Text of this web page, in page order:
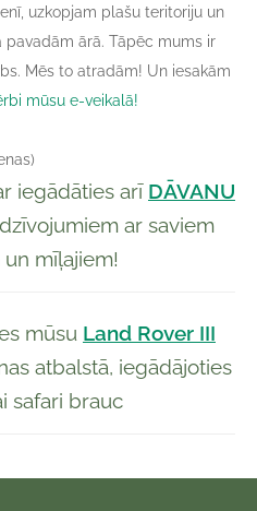
uzkopjam plašu teritoriju un
ārā. Tāpēc mums ir
Mēs to atradām! Un iesakām
mūsu e-veikalā!
iegādāties arī DĀVANU
ar saviem
mīļajiem!
mūsu Land Rover III
atbalstā, iegādājoties
safari brauc